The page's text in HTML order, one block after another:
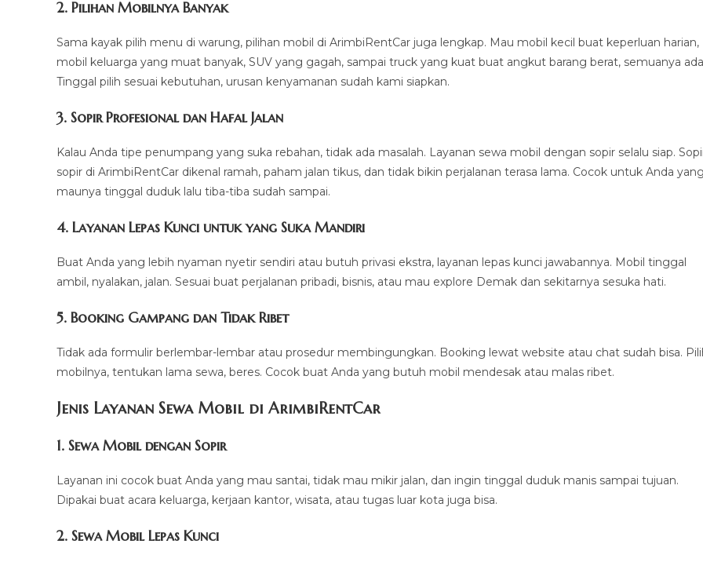
2. Pilihan Mobilnya Banyak
Sama kayak pilih menu di warung, pilihan mobil di ArimbiRentCar juga lengkap. Mau mobil kecil buat keperluan harian,
mobil keluarga yang muat banyak, SUV yang gagah, sampai truck yang kuat buat angkut barang berat, semuanya
Tinggal pilih sesuai kebutuhan, urusan kenyamanan sudah kami siapkan.
3. Sopir Profesional dan Hafal Jalan
Kalau Anda tipe penumpang yang suka rebahan, tidak ada masalah. Layanan sewa mobil dengan sopir selalu siap.
sopir di ArimbiRentCar dikenal ramah, paham jalan tikus, dan tidak bikin perjalanan terasa lama. Cocok untuk Anda yang
maunya tinggal duduk lalu tiba-tiba sudah sampai.
4. Layanan Lepas Kunci untuk yang Suka Mandiri
Buat Anda yang lebih nyaman nyetir sendiri atau butuh privasi ekstra, layanan lepas kunci jawabannya. Mobil tinggal
ambil, nyalakan, jalan. Sesuai buat perjalanan pribadi, bisnis, atau mau explore Demak dan sekitarnya sesuka hati.
5. Booking Gampang dan Tidak Ribet
Tidak ada formulir berlembar-lembar atau prosedur membingungkan. Booking lewat website atau chat sudah bisa.
mobilnya, tentukan lama sewa, beres. Cocok buat Anda yang butuh mobil mendesak atau malas ribet.
Jenis Layanan Sewa Mobil di ArimbiRentCar
1. Sewa Mobil dengan Sopir
Layanan ini cocok buat Anda yang mau santai, tidak mau mikir jalan, dan ingin tinggal duduk manis sampai tujuan.
Dipakai buat acara keluarga, kerjaan kantor, wisata, atau tugas luar kota juga bisa.
2. Sewa Mobil Lepas Kunci